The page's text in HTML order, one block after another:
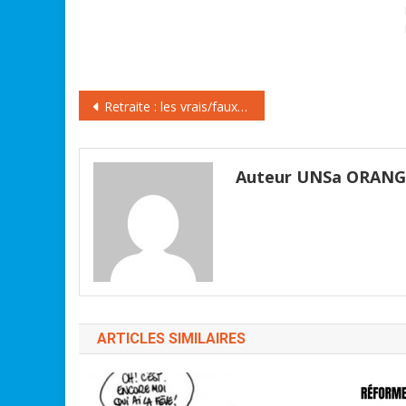
Navigation
de
l’article
Retraite : les vrais/faux de la réforme
Auteur UNSa
ARTICLES SIMILAIRES